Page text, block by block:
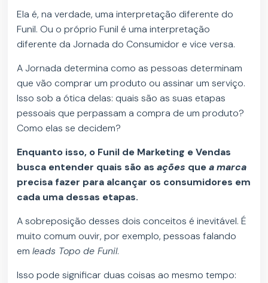
Ela é, na verdade, uma interpretação diferente do
Funil. Ou o próprio Funil é uma interpretação
diferente da Jornada do Consumidor e vice versa.
A Jornada determina como as pessoas determinam
que vão comprar um produto ou assinar um serviço.
Isso sob a ótica delas: quais são as suas etapas
pessoais que perpassam a compra de um produto?
Como elas se decidem?
Enquanto isso, o Funil de Marketing e Vendas
busca entender quais são asações quea marca
precisa fazer para alcançar os consumidores em
cada uma dessas etapas.
A sobreposição desses dois conceitos é inevitável. É
muito comum ouvir, por exemplo, pessoas falando
emleads Topo de Funil.
Isso pode significar duas coisas ao mesmo tempo: